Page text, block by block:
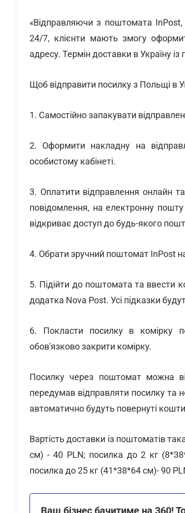
«Відправляючи з поштомата
24/7, клієнти мають змогу
адресу. Термін доставки в Україну
Щоб відправити посилку з Польщі в
1. Самостійно запакувати
2. Оформити накладну на
особистому кабінеті.
3. Оплатити відправлення онлайн
повідомлення, на електронну
відкриває доступ до будь-якого
4. Обрати зручний поштомат InРost
5. Підійти до поштомата та ввести
додатка Nova Post. Усі підказки
6. Покласти посилку в комірку
обов'язково закрити комірку.
Посилку через поштомат можна
передумав відправляти посилку та
автоматично будуть повернуті
Вартість доставки із поштоматів
см) - 40 PLN; посилка до 2 кг
посилка до 25 кг (41*38*64 см)- 90
Ваш бізнес бачитиме на 360!